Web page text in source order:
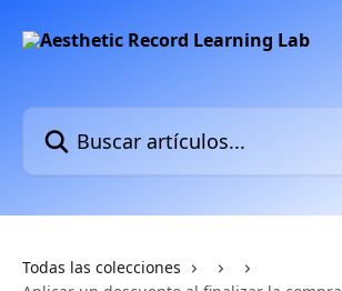
Buscar artículos...
Todas las colecciones